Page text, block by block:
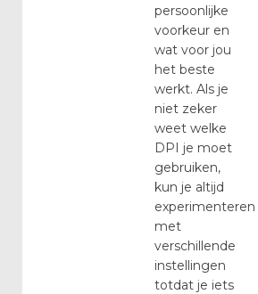
persoonlijke
voorkeur en
wat voor jou
het beste
werkt. Als je
niet zeker
weet welke
DPI je moet
gebruiken,
kun je altijd
experimenteren
met
verschillende
instellingen
totdat je iets